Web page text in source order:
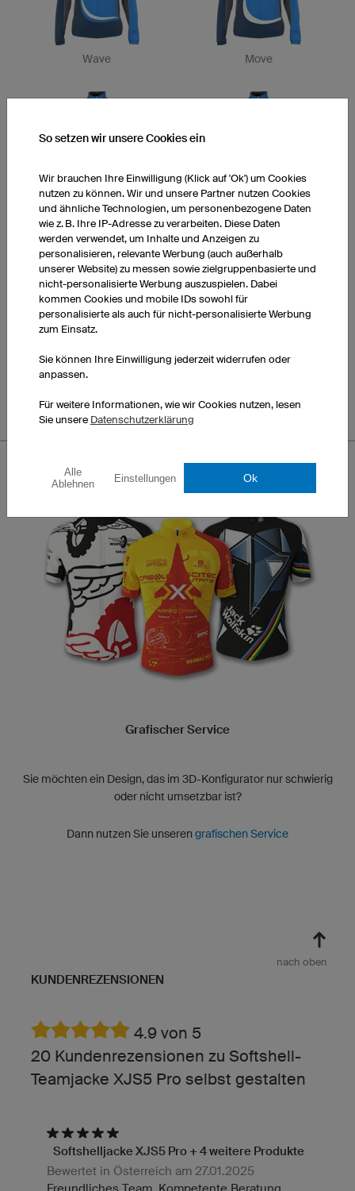
Wave Move
Spice Serpentine
Stride Pure
Grafischer Service
Sie möchten ein Design, das im 3D-Konfigurator nur schwierig
oder nicht umsetzbar ist?
Dann nutzen Sie unseren grafischen Service
nach oben
KUNDENREZENSIONEN
4.9 von 5
20 Kundenrezensionen zu Softshell-
Teamjacke XJS5 Pro selbst gestalten
Softshelljacke XJS5 Pro + 4 weitere Produkte
Bewertet in Österreich am 27.01.2025
Freundliches Team. Kompetente Beratung.
So setzen wir unsere Cookies ein
Wir brauchen Ihre Einwilligung (Klick auf 'Ok') um Cookies
nutzen zu können. Wir und unsere Partner nutzen Cookies
und ähnliche Technologien, um personenbezogene Daten
wie z. B. Ihre IP-Adresse zu verarbeiten. Diese Daten
werden verwendet, um Inhalte und Anzeigen zu
personalisieren, relevante Werbung (auch außerhalb
unserer Website) zu messen sowie zielgruppenbasierte und
nicht-personalisierte Werbung auszuspielen. Dabei
kommen Cookies und mobile IDs sowohl für
personalisierte als auch für nicht-personalisierte Werbung
zum Einsatz.
Sie können Ihre Einwilligung jederzeit widerrufen oder
anpassen.
Für weitere Informationen, wie wir Cookies nutzen, lesen
Sie unsere Datenschutzerklärung
Alle
Ablehnen
Einstellungen Ok